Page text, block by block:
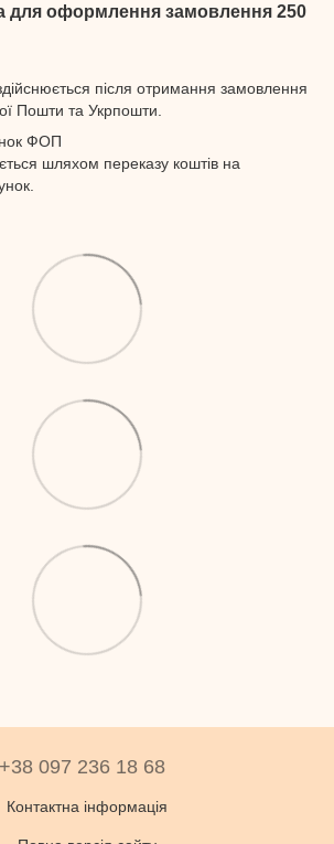
для оформлення замовлення 250
після отримання замовлення
Пошти та Укрпошти.
ФОП
шляхом переказу коштів на
+38 097 236 18 68
Контактна інформація